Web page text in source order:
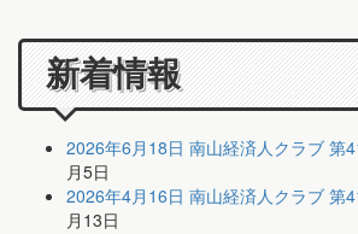
新着情報
2026年6月18日 南山経済人クラブ 第
月5日
2026年4月16日 南山経済人クラブ 第
月13日